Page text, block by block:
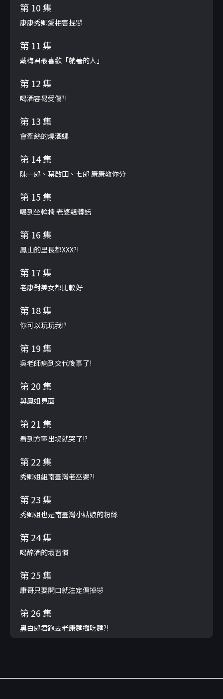
第 10 集
康康秀卿愛相害捏🤣
第 11 集
戴梅君最喜歡「躺著的人」
第 12 集
喝酒容易受傷?!
第 13 集
會牽絲的燒酒螺
第 14 集
陳一郎、葉啟田、七郎 康康教你分
第 15 集
喝到坐輪椅 老婆飆髒話
第 16 集
鳳山的里長都XXX?!
第 17 集
老康對美女都比較好
第 18 集
你可以玩玩我!?
第 19 集
吳老師病到交代後事了!
第 20 集
與鳳姐見面
第 21 集
看到方寧出場就哭了!?
第 22 集
秀卿姐組南臺灣老巫婆?!
第 23 集
秀卿姐也是南臺灣小姑娘的粉絲
第 24 集
喝醉酒的壞習慣
第 25 集
康哥只要開口就注定偏掉🤣
第 26 集
黑白郎君跑去老康麵攤吃麵?!